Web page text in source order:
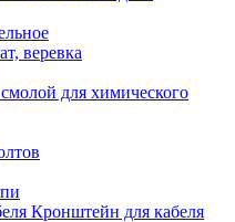
веревка
для химического
Кронштейн для кабеля